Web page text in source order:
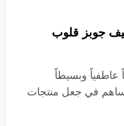
جوبز قلوب
وبسيطاً
ساهم في جعل منتجات